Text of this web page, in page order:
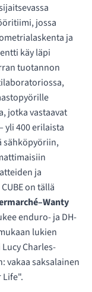
jossa
ja
käy läpi
tuotannon
jotka vastaavat
400 erilaista
sähköpyöriin,
ja
on tällä
enduro- ja DH-
lukien
Charles-
vakaa saksalainen